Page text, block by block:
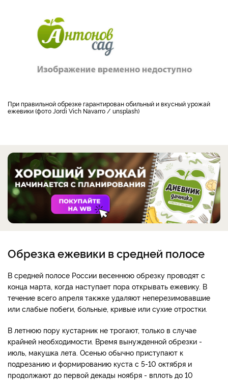
При правильной обрезке гарантирован обильный и вкусный урожай
ежевики (фото Jordi Vich Navarro / unsplash)
Обрезка ежевики в средней полосе
В средней полосе России весеннюю обрезку проводят с
конца марта, когда наступает пора открывать ежевику. В
течение всего апреля такжке удаляют неперезимовавшие
или слабые побеги, больные, кривые или сухие отростки.
В летнюю пору кустарник не трогают, только в случае
крайней необходимости. Время вынужденной обрезки -
июль, макушка лета. Осенью обычно приступают к
подрезанию и формированию куста с 5-10 октября и
продолжают до первой декады ноября - вплоть до 10